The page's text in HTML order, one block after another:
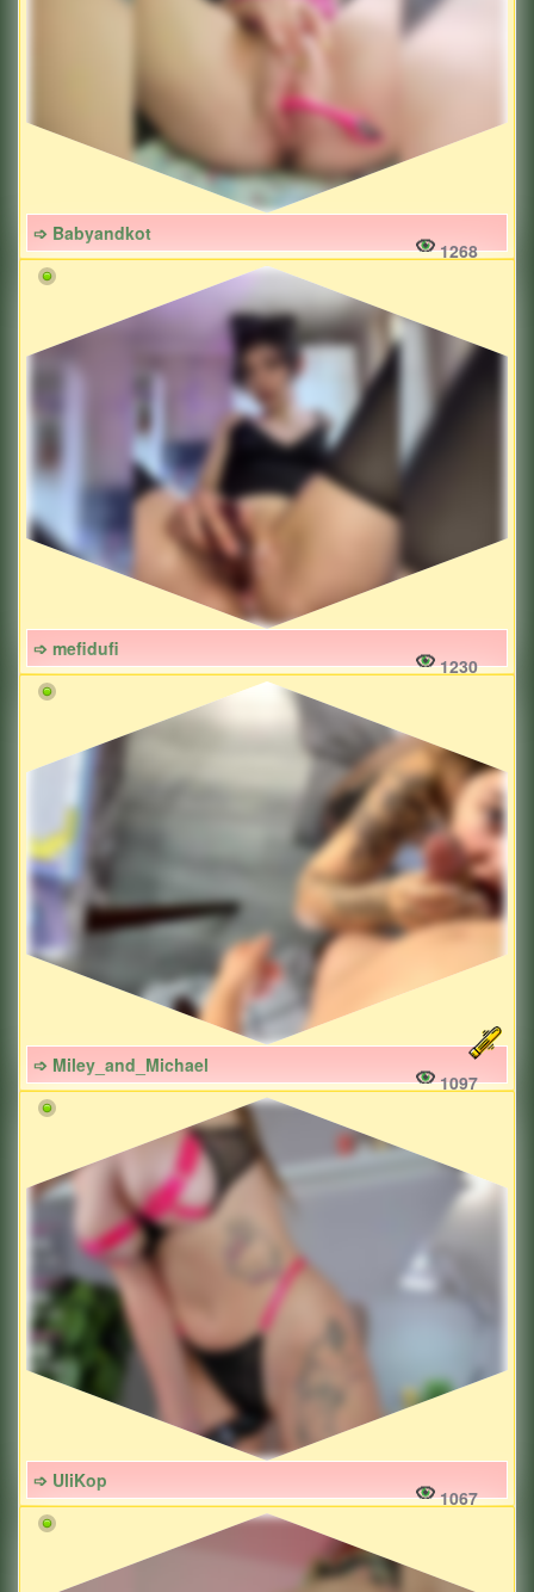
➩ Babyandkot
1268
➩ mefidufi
1230
➩ Miley_and_Michael
1097
➩ UliKop
1067